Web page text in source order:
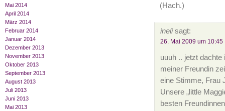
Mai 2014
April 2014
März 2014
Februar 2014
Januar 2014
Dezember 2013
November 2013
Oktober 2013
September 2013
August 2013
Juli 2013
Juni 2013
Mai 2013
(Hach.)
inelisagt:
26. Mai 2009 um 10:45
uuuh .. jetzt
meiner Freundin
eine Stimme, Frau
Unsere „little
besten